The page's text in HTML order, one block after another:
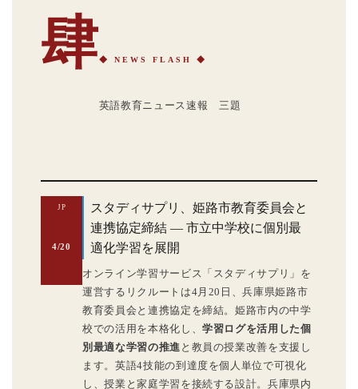
肆◆ NEWS FLASH ◆
英語教育ニュース速報 三題
JP
4/20
スタディサプリ、姫路市教育委員会と
連携協定締結 — 市立中学校に個別最
適化学習を展開
オンライン学習サービス「スタディサプリ」を
運営するリクルートは4月20日、兵庫県姫路市
教育委員会と連携協定を締結。姫路市内の中学
校での活用を本格化し、学習ログを活用した個
別最適な学習の推進 と教員の授業改善を支援し
ます。英語4技能の到達度を個人単位で可視化
し、授業と家庭学習を接続する設計。兵庫県内